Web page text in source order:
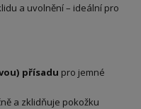
a uvolnění – ideální pro
přísadu pro jemné
a zklidňuje pokožku